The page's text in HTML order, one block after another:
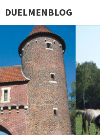
DUELMENBLOG